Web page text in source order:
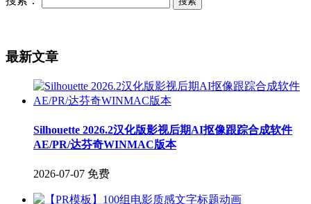
最新文章
Silhouette 2026.2汉化版影视后期AI抠像跟踪合成软件
AE/PR/达芬奇WINMAC版本
2026-07-07 免费